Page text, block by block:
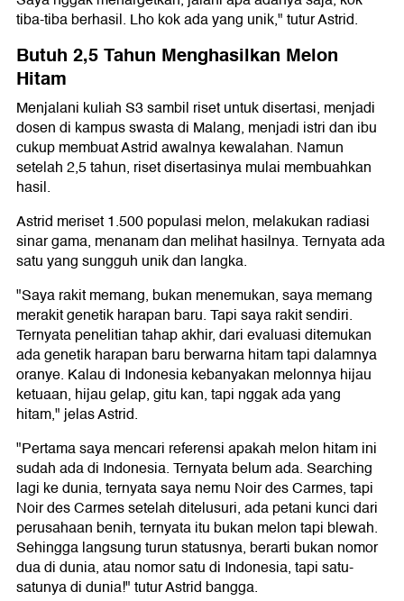
tiba-tiba berhasil. Lho kok ada yang unik," tutur Astrid.
Butuh 2,5 Tahun Menghasilkan Melon
Hitam
Menjalani kuliah S3 sambil riset untuk disertasi, menjadi
dosen di kampus swasta di Malang, menjadi istri dan ibu
cukup membuat Astrid awalnya kewalahan. Namun
setelah 2,5 tahun, riset disertasinya mulai membuahkan
hasil.
Astrid meriset 1.500 populasi melon, melakukan radiasi
sinar gama, menanam dan melihat hasilnya. Ternyata ada
satu yang sungguh unik dan langka.
"Saya rakit memang, bukan menemukan, saya memang
merakit genetik harapan baru. Tapi saya rakit sendiri.
Ternyata penelitian tahap akhir, dari evaluasi ditemukan
ada genetik harapan baru berwarna hitam tapi dalamnya
oranye. Kalau di Indonesia kebanyakan melonnya hijau
ketuaan, hijau gelap, gitu kan, tapi nggak ada yang
hitam," jelas Astrid.
"Pertama saya mencari referensi apakah melon hitam ini
sudah ada di Indonesia. Ternyata belum ada. Searching
lagi ke dunia, ternyata saya nemu Noir des Carmes, tapi
Noir des Carmes setelah ditelusuri, ada petani kunci dari
perusahaan benih, ternyata itu bukan melon tapi blewah.
Sehingga langsung turun statusnya, berarti bukan nomor
dua di dunia, atau nomor satu di Indonesia, tapi satu-
satunya di dunia!" tutur Astrid bangga.